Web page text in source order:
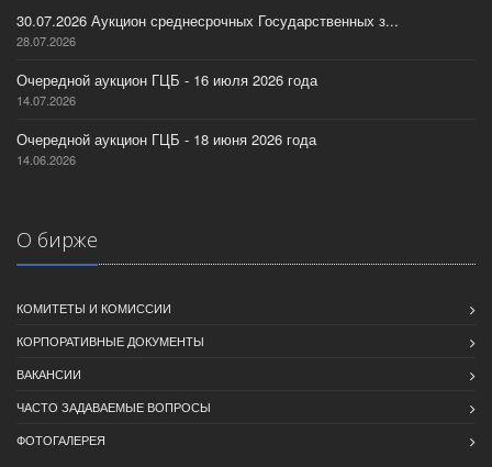
30.07.2026 Аукцион среднесрочных Государственных з...
28.07.2026
Очередной аукцион ГЦБ - 16 июля 2026 года
14.07.2026
Очередной аукцион ГЦБ - 18 июня 2026 года
14.06.2026
О бирже
КОМИТЕТЫ И КОМИССИИ
КОРПОРАТИВНЫЕ ДОКУМЕНТЫ
ВАКАНСИИ
ЧАСТО ЗАДАВАЕМЫЕ ВОПРОСЫ
ФОТОГАЛЕРЕЯ